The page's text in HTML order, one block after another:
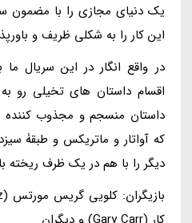
یک دنیای مجازی را با مضمون
این کار را به شکلی ظریف و
در واقع انگار در این سریال ما
اقسام داستان های تخیلی رو
داستان منسجم و مجذوب کننده
که آواتار و ماتریکس و طبقۀ
دیگر را با هم در یک ظرف ریخته